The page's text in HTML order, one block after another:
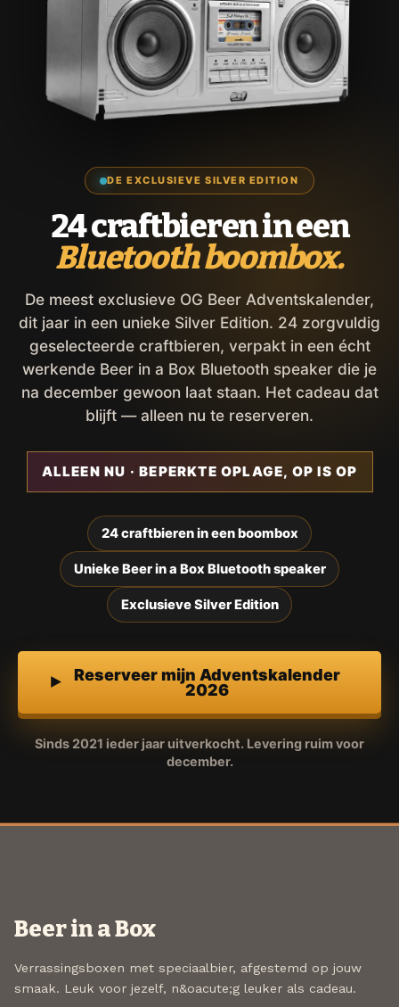
DE EXCLUSIEVE SILVER EDITION
24 craftbieren in een
Bluetooth boombox.
De meest exclusieve OG Beer Adventskalender,
dit jaar in een unieke Silver Edition. 24 zorgvuldig
geselecteerde craftbieren, verpakt in een écht
werkende Beer in a Box Bluetooth speaker die je
na december gewoon laat staan. Het cadeau dat
blijft — alleen nu te reserveren.
ALLEEN NU · BEPERKTE OPLAGE, OP IS OP
24 craftbieren in een boombox
Unieke Beer in a Box Bluetooth speaker
Exclusieve Silver Edition
Reserveer mijn Adventskalender
2026
Sinds 2021 ieder jaar uitverkocht. Levering ruim voor
december.
Beer in a Box
Verrassingsboxen met speciaalbier, afgestemd op jouw
smaak. Leuk voor jezelf, n&oacute;g leuker als cadeau.